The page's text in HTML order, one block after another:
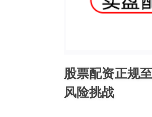
股票配资正规
风险挑战